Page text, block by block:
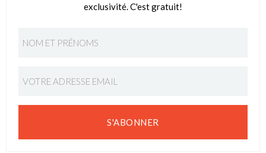
exclusivité. C'est gratuit!
S'ABONNER